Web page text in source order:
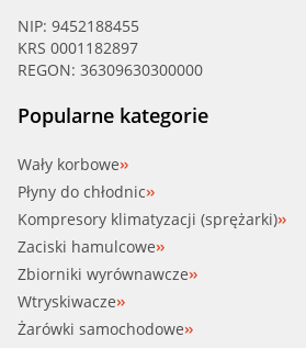
NIP: 9452188455
KRS 0001182897
REGON: 36309630300000
Popularne kategorie
Wały korbowe
Płyny do chłodnic
Kompresory klimatyzacji (sprężarki)
Zaciski hamulcowe
Zbiorniki wyrównawcze
Wtryskiwacze
Żarówki samochodowe